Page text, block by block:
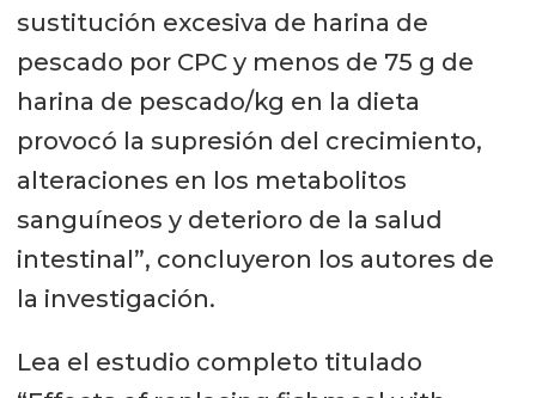
sustitución excesiva de harina de
pescado por CPC y menos de 75 g de
harina de pescado/kg en la dieta
provocó la supresión del crecimiento,
alteraciones en los metabolitos
sanguíneos y deterioro de la salud
intestinal”, concluyeron los autores de
la investigación.
Lea el estudio completo titulado